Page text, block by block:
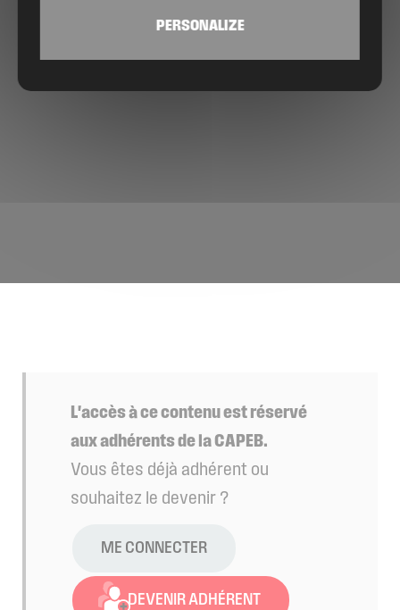
L'accès à ce contenu est réservé
aux adhérents de la CAPEB.
Vous êtes déjà adhérent ou
souhaitez le devenir ?
ME CONNECTER
DEVENIR ADHÉRENT
PERSONALIZE